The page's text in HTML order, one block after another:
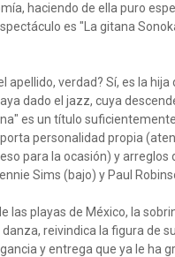
haciendo de ella puro
es "La gitana
el apellido, verdad? Sí, es la
dado el jazz, cuya
es un título
personalidad propia
para la ocasión) y arreglos
Sims (bajo) y Paul
las playas de México, la
reivindica la figura de
y entrega que ya le ha